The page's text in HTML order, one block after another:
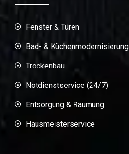
Fenster & Türen
Bad- & Küchenmodernisierung
Trockenbau
Notdienstservice (24/7)
Entsorgung & Räumung
Hausmeisterservice